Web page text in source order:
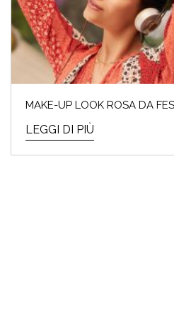
MAKE-UP LOOK ROSA DA
LEGGI DI PIÙ